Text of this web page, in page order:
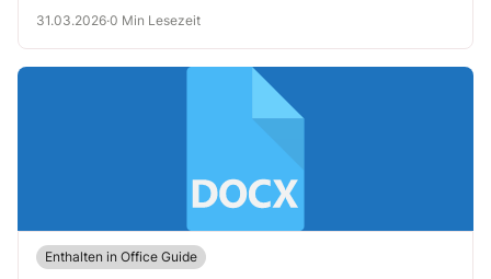
31.03.2026·0 Min Lesezeit
Enthalten in Office Guide